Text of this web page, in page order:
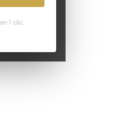
1 clic.